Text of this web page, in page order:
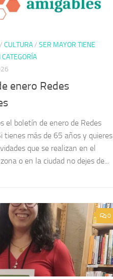
/ CULTURA/ SER MAYOR TIENE
CATEGORÍA
enero Redes
el boletín de enero de Redes
tienes más de 65 años y quieres
que se realizan en el
o en la ciudad no dejes de...
0